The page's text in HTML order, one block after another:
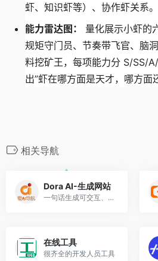
虾、知识虾等）、协作虾关系。
能力雷达图：
量化展示小虾的
规矩守门员、节奏带飞官、脑
料挖矿王，每项能力分 S/SS/
出”虾在哪方面是天才，哪方面
相关导航
Dora AI-生成网站
一句话生成可交互、可编辑网站
在线工具
很齐全的开发人员工具